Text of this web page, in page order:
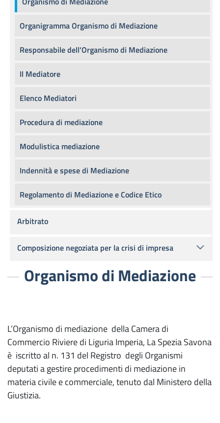
Organismo di Mediazione
L’Organismo di mediazione della Camera di
Commercio Riviere di Liguria Imperia, La Spezia Savona
è iscritto al n. 131 del Registro degli Organismi
deputati a gestire procedimenti di mediazione in
materia civile e commerciale, tenuto dal Ministero della
Giustizia.
Organigramma Organismo di Mediazione
Responsabile dell'Organismo di Mediazione
Il Mediatore
Elenco Mediatori
Procedura di mediazione
Modulistica mediazione
Indennità e spese di Mediazione
Regolamento di Mediazione e Codice Etico
Arbitrato
Composizione negoziata per la crisi di impresa